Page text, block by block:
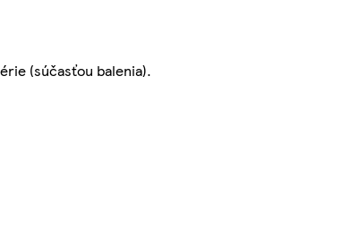
(súčasťou balenia).